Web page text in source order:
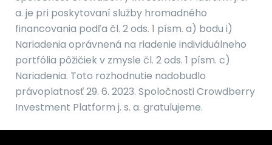
a. je pri poskytovaní služby hromadného
financovania podľa čl. 2 ods. 1 písm. a) bodu i)
Nariadenia oprávnená na riadenie individuálneho
portfólia pôžičiek v zmysle čl. 2 ods. 1 písm. c)
Nariadenia. Toto rozhodnutie nadobudlo
právoplatnosť29. 6. 2023. Spoločnosti Crowdberry
Investment Platform j. s. a. gratulujeme.